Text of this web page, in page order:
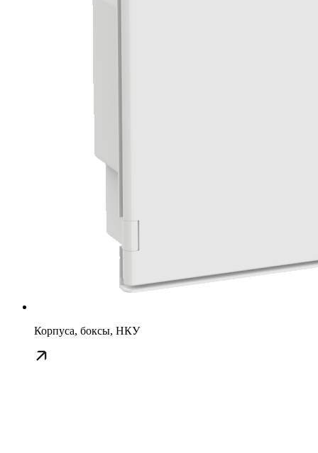
Корпуса, боксы, НКУ